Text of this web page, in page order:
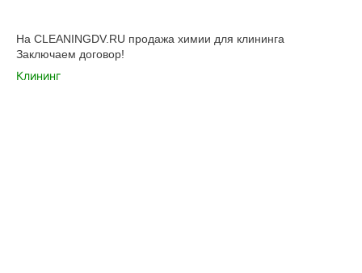
На CLEANINGDV.RU продажа химии для клининга
Заключаем договор!
Клининг